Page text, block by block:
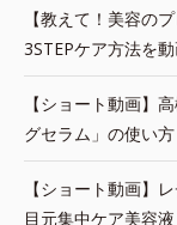
【教えて！美容の
3STEPケア方法を動
【ショート動画】
グセラム」の使い
【ショート動画】
目元集中ケア美容